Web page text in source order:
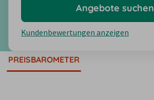
Kundenbewertungen anzeigen
Angebote suchen
PREISBAROMETER